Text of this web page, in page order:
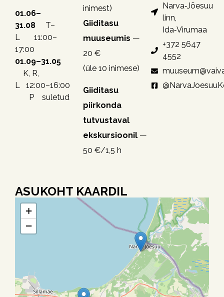
01.06–
31.08 T–
L 11:00–
17:00
01.09–31.05
K, R,
L 12:00–16:00
P suletud
inimest)
Giiditasu
muuseumis —
20 €
(üle 10 inimese)
Giiditasu
piirkonda
tutvustaval
ekskursioonil —
50 €/1,5 h
Narva‑Jõesuu
linn,
Ida‑Virumaa
+372 5647
4552
ASUKOHT KAARDIL
+
−